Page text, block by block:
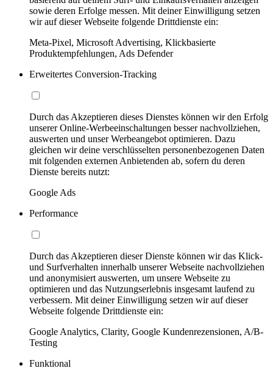
sowie deren Erfolge messen. Mit deiner Einwilligung setzen
wir auf dieser Webseite folgende Drittdienste ein:
Meta-Pixel, Microsoft Advertising, Klickbasierte
Produktempfehlungen, Ads Defender
Erweitertes Conversion-Tracking
Durch das Akzeptieren dieses Dienstes können wir den Erfolg
unserer Online-Werbeeinschaltungen besser nachvollziehen,
auswerten und unser Werbeangebot optimieren. Dazu
gleichen wir deine verschlüsselten personenbezogenen Daten
mit folgenden externen Anbietenden ab, sofern du deren
Dienste bereits nutzt:
Google Ads
Performance
Durch das Akzeptieren dieser Dienste können wir das Klick-
und Surfverhalten innerhalb unserer Webseite nachvollziehen
und anonymisiert auswerten, um unsere Webseite zu
optimieren und das Nutzungserlebnis insgesamt laufend zu
verbessern. Mit deiner Einwilligung setzen wir auf dieser
Webseite folgende Drittdienste ein:
Google Analytics, Clarity, Google Kundenrezensionen, A/B-
Testing
Funktional